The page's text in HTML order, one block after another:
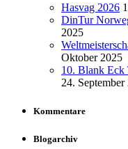
Hasvag 2026
DinTur
2025
Oktober 2025
10. Blank Eck
24. September
Kommentare
Blogarchiv